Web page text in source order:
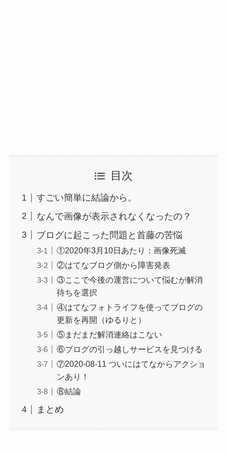
目次
すごい簡単に結論から。
なんで画像が表示されなくなったの？
ブログに起こった問題と首藤の苦悩
①2020年3月10日あたり：画像死滅
②はてなブログ側から障害発表
③ここで今後の運営について悩むが解消
待ちを選択
④はてなフォトライフを使ってブログの
更新を再開（ゆるりと）
⑤まだまだ解消連絡はこない
⑥ブログの引っ越しサービスを見つける
⑦2020-08-11 ついにはてなからアクショ
ンあり！
⑧結論
まとめ